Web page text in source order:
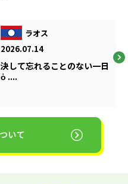
ラオス
2026.07.14
決して忘れることのない一日
ὁ ....